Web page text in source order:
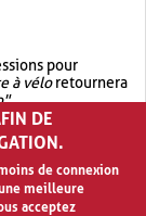
pour
à véloretournera
.
.garage OR vélo
à vélo
DE
de connexion
meilleure
acceptez